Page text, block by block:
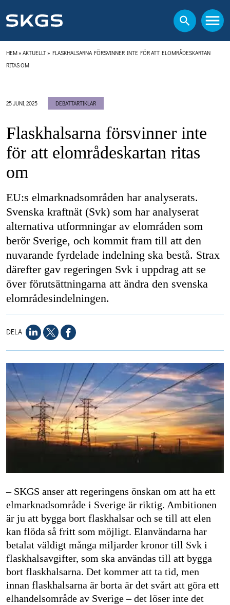
HEM» AKTUELLT» FLASKHALSARNA FÖRSVINNER INTE FÖR ATT ELOMRÅDESKARTAN
RITAS OM
25 JUNI, 2025 DEBATTARTIKLAR
Flaskhalsarna försvinner inte
för att elområdeskartan ritas
om
EU:s elmarknadsområden har analyserats.
Svenska kraftnät (Svk) som har analyserat
alternativa utformningar av elområden som
berör Sverige, och kommit fram till att den
nuvarande fyrdelade indelning ska bestå. Strax
därefter gav regeringen Svk i uppdrag att se
över förutsättningarna att ändra den svenska
elområdesindelningen.
DELA
– SKGS anser att regeringens önskan om att ha ett
elmarknadsområde i Sverige är riktig. Ambitionen
är ju att bygga bort flaskhalsar och se till att elen
kan flöda så fritt som möjligt. Elanvändarna har
betalat väldigt många miljarder kronor till Svk i
flaskhalsavgifter, som ska användas till att bygga
bort flaskhalsarna. Det kommer att ta tid, men
innan flaskhalsarna är borta är det svårt att göra ett
elhandelsområde av Sverige – det löser inte det